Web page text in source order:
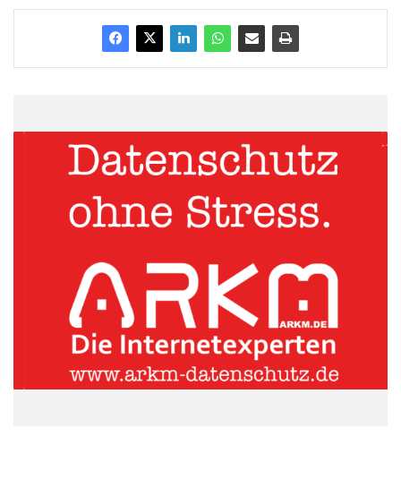
ganz Europa treten unter ihrer jeweiligen gegeneinander an und
sorgen bei den Besuchern des voll besetzten Stadions für die
Beerbaum auf einen Platz auf dem Siegerpodest.